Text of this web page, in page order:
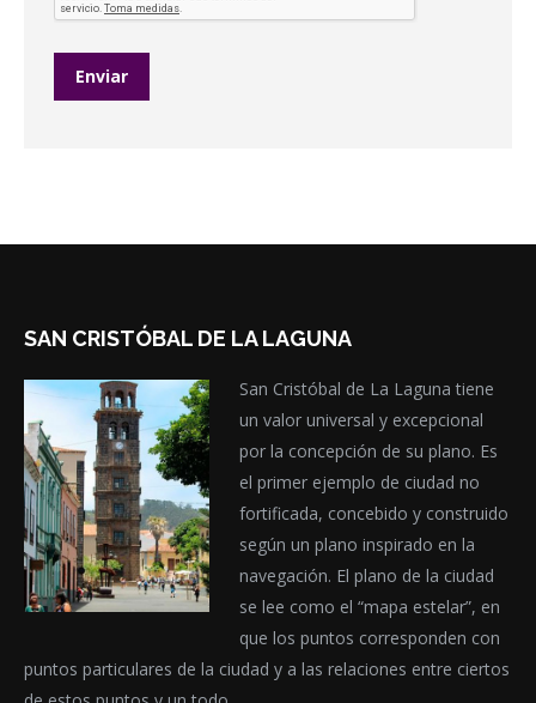
SAN CRISTÓBAL DE LA LAGUNA
San Cristóbal de La Laguna tiene
un valor universal y excepcional
por la concepción de su plano. Es
el primer ejemplo de ciudad no
fortificada, concebido y construido
según un plano inspirado en la
navegación. El plano de la ciudad
se lee como el “mapa estelar”, en
que los puntos corresponden con
puntos particulares de la ciudad y a las relaciones entre ciertos